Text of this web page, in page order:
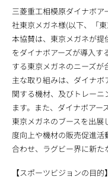
三菱重工相模原ダイナボア
社東京メガネ様(以下、「
本協賛は、東京メガネが提
をダイナボアーズが導入す
する東京メガネのニーズが
主な取り組みは、ダイナ
関する機材、及びトレー
ます。また、ダイナボアー
東京メガネのブースを出
度向上や機材の販売促進
合わせ、ラグビー界に新た
【スポーツビジョンの目的】